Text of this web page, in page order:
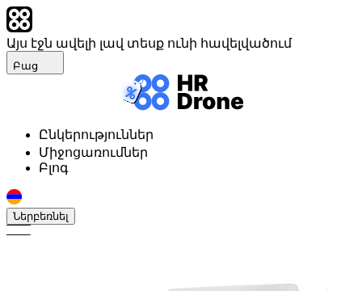
Այս էջն ավելի լավ տեսք ունի հավելվածում
Բաց
Ընկերություններ
Միջոցառումներ
Բլոգ
Ներբեռնել